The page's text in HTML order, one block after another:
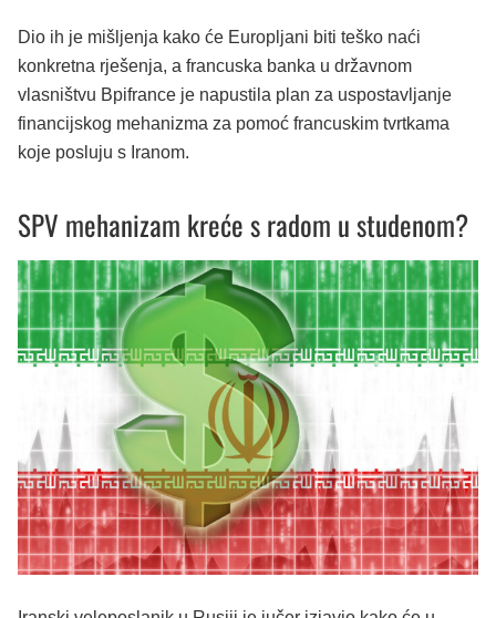
Dio ih je mišljenja kako će Europljani biti teško naći
konkretna rješenja, a francuska banka u državnom
vlasništvu Bpifrance je napustila plan za uspostavljanje
financijskog mehanizma za pomoć francuskim tvrtkama
koje posluju s Iranom.
SPV mehanizam kreće s radom u studenom?